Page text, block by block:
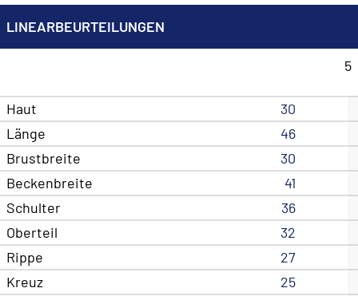
LINEARBEURTEILUNGEN
5
Haut
30
Länge
46
Brustbreite
30
Beckenbreite
41
Schulter
36
Oberteil
32
Rippe
27
Kreuz
25